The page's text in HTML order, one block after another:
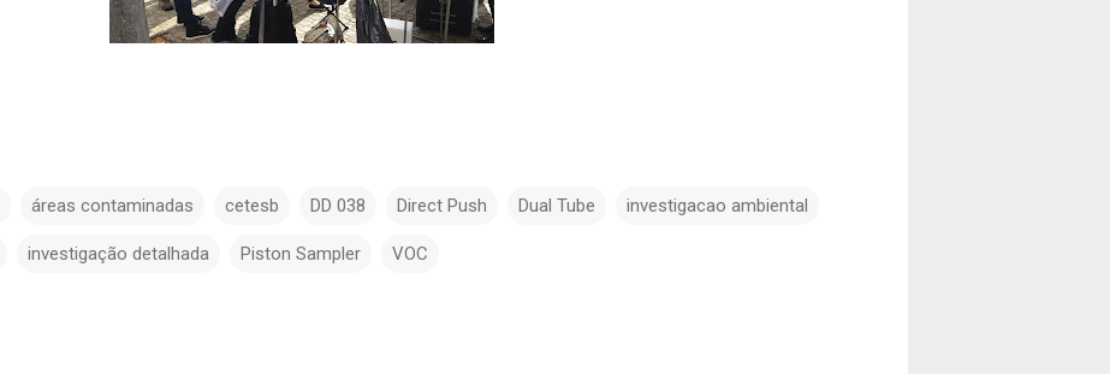
áreas contaminadas cetesb DD 038 Direct Push Dual Tube investigacao ambiental
investigação detalhada Piston Sampler VOC